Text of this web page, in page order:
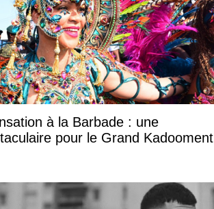
à la Barbade : une
pour le Grand Kadooment